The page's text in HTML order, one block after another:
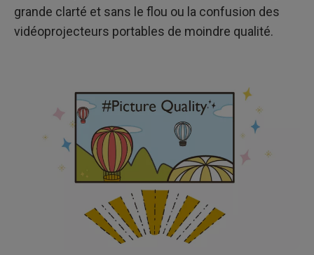
grande clarté et sans le flou ou la confusion des
vidéoprojecteurs portables de moindre qualité.